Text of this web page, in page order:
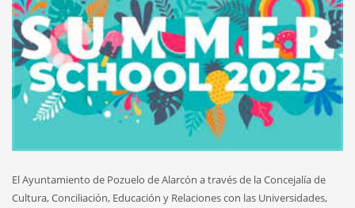
El Ayuntamiento de Pozuelo de Alarcón a través de la Concejalía de
Cultura, Conciliación, Educación y Relaciones con las Universidades,